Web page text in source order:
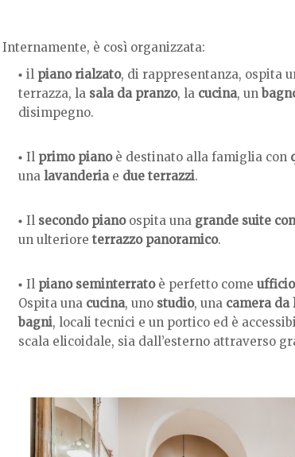
Internamente, è così organizzata:
il piano rialzato, di rappresentanza, ospita
terrazza, la sala da pranzo, la cucina, un
disimpegno.
Il primo pianoè destinato alla famiglia con
una lavanderiae due terrazzi.
Il secondo pianoospita una grande suite
un ulteriore terrazzo panoramico.
Il piano seminterratoè perfetto come ufficio
Ospita una cucina, uno studio, una camera da
bagni, locali tecnici e un portico ed è
scala elicoidale, sia dall’esterno attraverso